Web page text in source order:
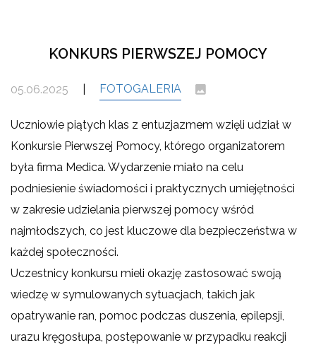
KONKURS PIERWSZEJ POMOCY
05.06.2025 FOTOGALERIA
Uczniowie piątych klas z entuzjazmem wzięli udział w
Konkursie Pierwszej Pomocy, którego organizatorem
była firma Medica. Wydarzenie miało na celu
podniesienie świadomości i praktycznych umiejętności
w zakresie udzielania pierwszej pomocy wśród
najmłodszych, co jest kluczowe dla bezpieczeństwa w
każdej społeczności.
Uczestnicy konkursu mieli okazję zastosować swoją
wiedzę w symulowanych sytuacjach, takich jak
opatrywanie ran, pomoc podczas duszenia, epilepsji,
urazu kręgosłupa, postępowanie w przypadku reakcji